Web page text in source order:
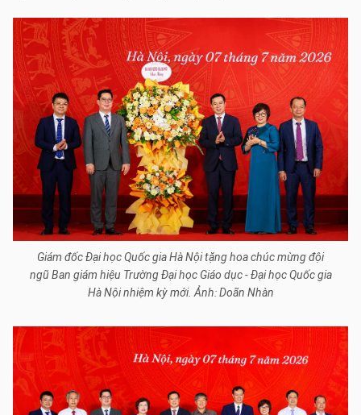
Giám đốc Đại học Quốc gia Hà Nội tặng hoa chúc mừng đội
ngũ Ban giám hiệu Trường Đại học Giáo dục - Đại học Quốc gia
Hà Nội nhiệm kỳ mới. Ảnh: Doãn Nhàn